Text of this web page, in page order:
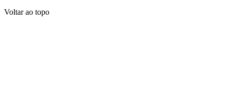
Voltar ao topo